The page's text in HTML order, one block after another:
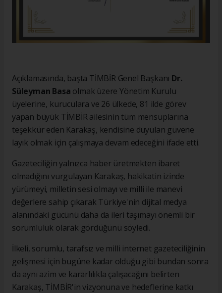
Açıklamasında, başta TİMBİR Genel Başkanı Dr.
Süleyman Basa olmak üzere Yönetim Kurulu
üyelerine, kuruculara ve 26 ülkede, 81 ilde görev
yapan büyük TİMBİR ailesinin tüm mensuplarına
teşekkür eden Karakaş, kendisine duyulan güvene
layık olmak için çalışmaya devam edeceğini ifade etti.
Gazeteciliğin yalnızca haber üretmekten ibaret
olmadığını vurgulayan Karakaş, hakikatin izinde
yürümeyi, milletin sesi olmayı ve milli ile manevi
değerlere sahip çıkarak Türkiye'nin dijital medya
alanındaki gücünü daha da ileri taşımayı önemli bir
sorumluluk olarak gördüğünü söyledi.
İlkeli, sorumlu, tarafsız ve milli internet gazeteciliğinin
gelişmesi için bugüne kadar olduğu gibi bundan sonra
da aynı azim ve kararlılıkla çalışacağını belirten
Karakaş, TİMBİR'in vizyonuna ve hedeflerine katkı